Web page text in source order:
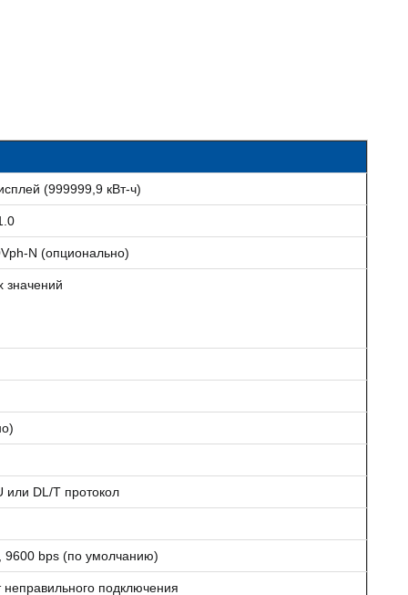
(999999,9 кВт-ч)
N (опционально)
значений
или DL/T протокол
9600 bps (по умолчанию)
подключения